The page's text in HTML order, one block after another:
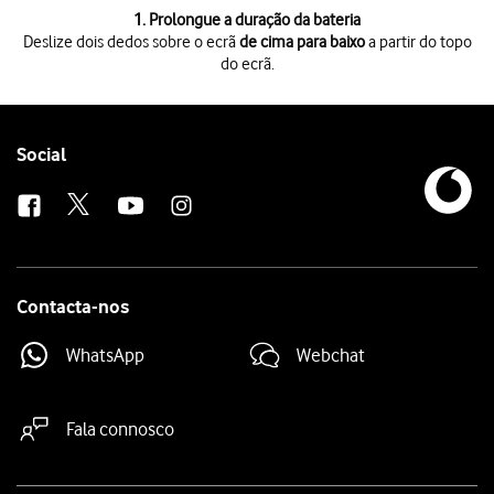
1. Prolongue a duração da bateria
Deslize dois dedos sobre o ecrãde cima para baixoa partir do topo
do ecrã.
PrimaEconomia de bateriapara ativar a função.
Follow
Social
Contacta-nos
WhatsApp Webchat
Fala connosco